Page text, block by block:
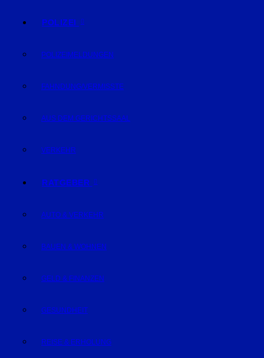
POLIZEI
POLIZEIMELDUNGEN
FAHNDUNG/VERMISSTE
AUS DEM GERICHTSSAAL
VERKEHR
RATGEBER
AUTO & VERKEHR
BAUEN & WOHNEN
GELD & FINANZEN
GESUNDHEIT
REISE & ERHOLUNG